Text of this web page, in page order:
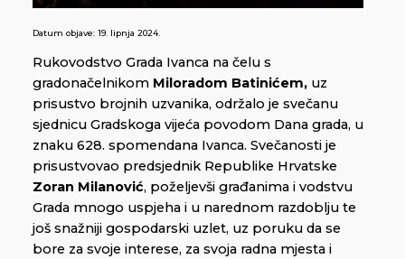
Datum objave: 19. lipnja 2024.
Rukovodstvo Grada Ivanca na čelu s
gradonačelnikom Miloradom Batinićem, uz
prisustvo brojnih uzvanika, održalo je svečanu
sjednicu Gradskoga vijeća povodom Dana grada, u
znaku 628. spomendana Ivanca. Svečanosti je
prisustvovao predsjednik Republike Hrvatske
Zoran Milanović, poželjevši građanima i vodstvu
Grada mnogo uspjeha i u narednom razdoblju te
još snažniji gospodarski uzlet, uz poruku da se
bore za svoje interese, za svoja radna mjesta i